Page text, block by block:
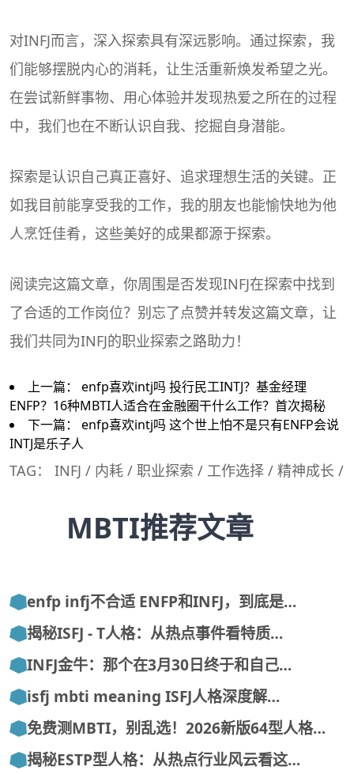
对INFJ而言，深入探索具有深远影响。通过探索，我
们能够摆脱内心的消耗，让生活重新焕发希望之光。
在尝试新鲜事物、用心体验并发现热爱之所在的过程
中，我们也在不断认识自我、挖掘自身潜能。
探索是认识自己真正喜好、追求理想生活的关键。正
如我目前能享受我的工作，我的朋友也能愉快地为他
人烹饪佳肴，这些美好的成果都源于探索。
阅读完这篇文章，你周围是否发现INFJ在探索中找到
了合适的工作岗位？别忘了点赞并转发这篇文章，让
我们共同为INFJ的职业探索之路助力！
上一篇： enfp喜欢intj吗 投行民工INTJ？基金经理
ENFP？16种MBTI人适合在金融圈干什么工作？首次揭秘
下一篇： enfp喜欢intj吗 这个世上怕不是只有ENFP会说
INTJ是乐子人
TAG： INFJ / 内耗 / 职业探索 / 工作选择 / 精神成长 /
MBTI推荐文章
enfp infj不合适 ENFP和INFJ，到底是…
揭秘ISFJ - T人格：从热点事件看特质…
INFJ金牛：那个在3月30日终于和自己…
isfj mbti meaning ISFJ人格深度解…
免费测MBTI，别乱选！2026新版64型人格…
揭秘ESTP型人格：从热点行业风云看这…